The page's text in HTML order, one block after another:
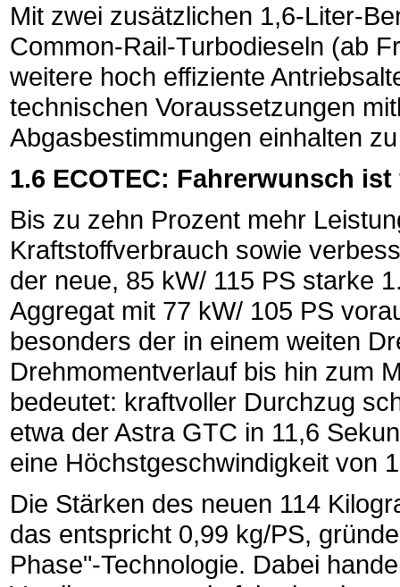
Mit zwei zusätzlichen 1,6-Liter-
Common-Rail-Turbodieseln (ab
weitere hoch effiziente
technischen Voraussetzungen
Abgasbestimmungen einhalten
1.6 ECOTEC: Fahrerwunsch
Bis zu zehn Prozent mehr
Kraftstoffverbrauch sowie
der neue, 85 kW/ 115 PS starke
Aggregat mit 77 kW/ 105 PS
besonders der in einem weiten
Drehmomentverlauf bis hin zum
bedeutet: kraftvoller Durchzug
etwa der Astra GTC in 11,6
eine Höchstgeschwindigkeit von
Die Stärken des neuen 114
das entspricht 0,99 kg/PS,
Phase"-Technologie. Dabei